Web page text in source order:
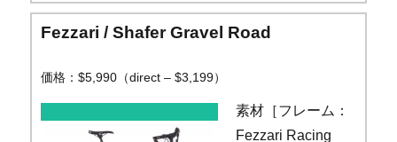
Fezzari / Shafer Gravel Road
価格：$5,990（direct – $3,199）
素材［フレーム：
Fezzari Racing